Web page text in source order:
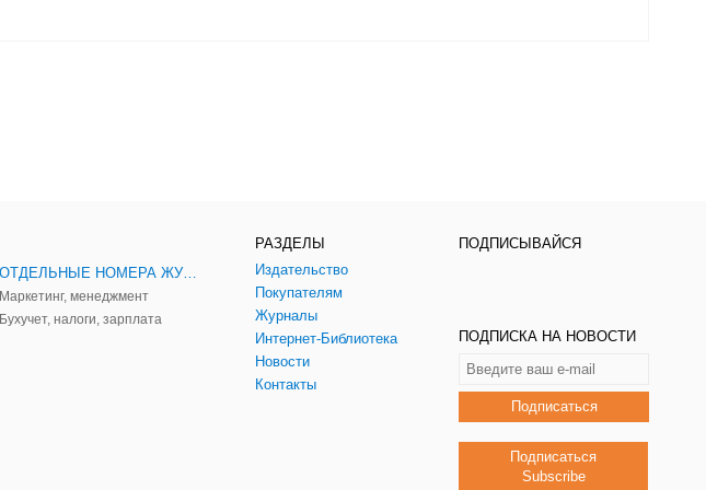
ОТДЕЛЬНЫЕ НОМЕРА ЖУРНАЛОВ
Маркетинг, менеджмент
Бухучет, налоги, зарплата
РАЗДЕЛЫ
Издательство
Покупателям
Журналы
Интернет-Библиотека
Новости
Контакты
ПОДПИСЫВАЙСЯ
ПОДПИСКА НА НОВОСТИ
Подписаться
Подписаться
Subscribe